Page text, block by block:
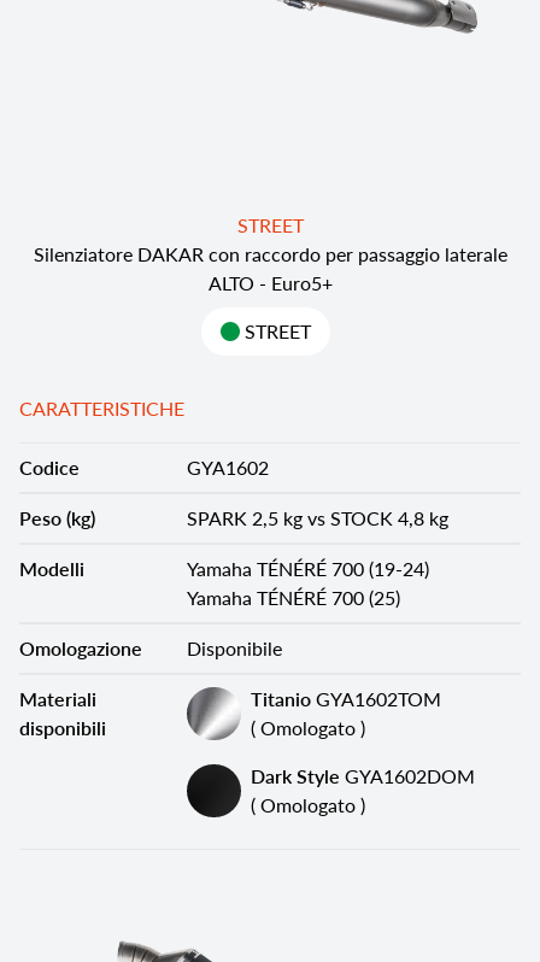
STREET
Silenziatore DAKAR con raccordo per passaggio laterale
ALTO - Euro5+
STREET
CARATTERISTICHE
Codice
GYA1602
Peso (kg)
SPARK 2,5 kg vs STOCK 4,8 kg
Modelli
Yamaha TÉNÉRÉ 700 (19-24)
Yamaha TÉNÉRÉ 700 (25)
Omologazione
Disponibile
Materiali
disponibili
TitanioGYA1602TOM
( Omologato )
Dark Style GYA1602DOM
( Omologato )